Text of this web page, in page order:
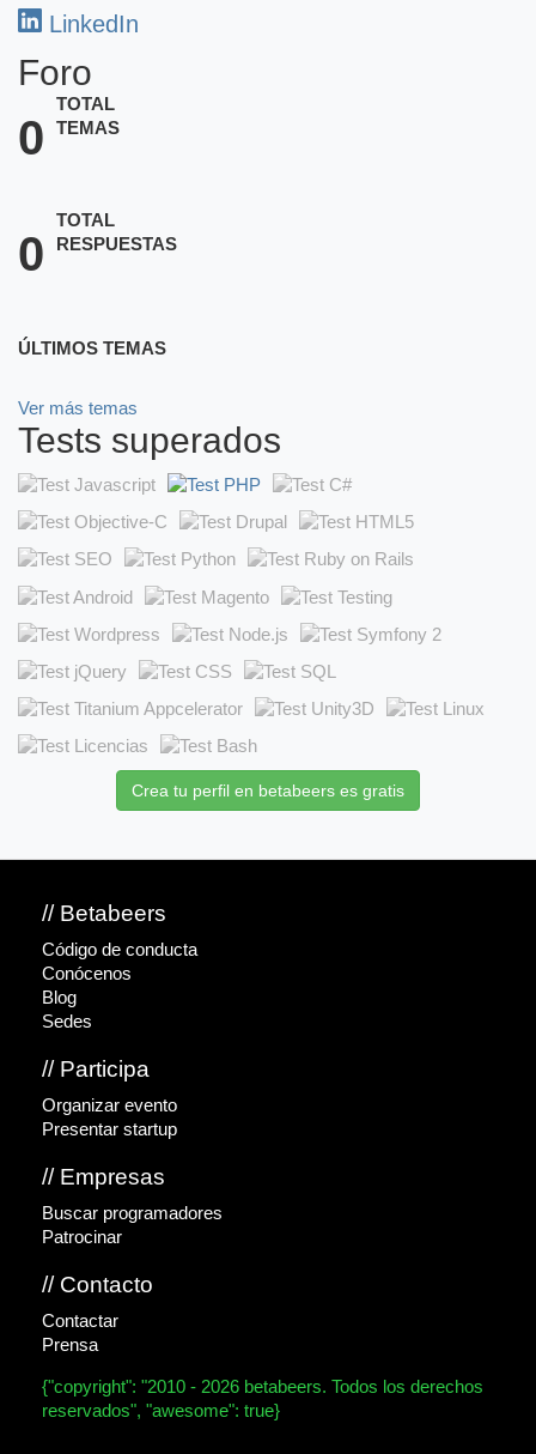
LinkedIn
Foro
0
TOTAL
TEMAS
0
TOTAL
RESPUESTAS
ÚLTIMOS TEMAS
Ver más temas
Tests superados
Crea tu perfil en betabeers es gratis
// Betabeers
Código de conducta
Conócenos
Blog
Sedes
// Participa
Organizar evento
Presentar startup
// Empresas
Buscar programadores
Patrocinar
// Contacto
Contactar
Prensa
{"copyright": "2010 - 2026 betabeers. Todos los derechos
reservados", "awesome": true}